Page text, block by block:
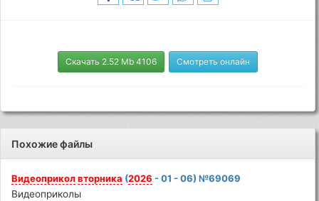
Скачать 2.52 Mb 4106 Смотреть онлайн
Похожие файлы
Видеоприкол вторника (2026 - 01 - 06) №69069
Видеоприколы